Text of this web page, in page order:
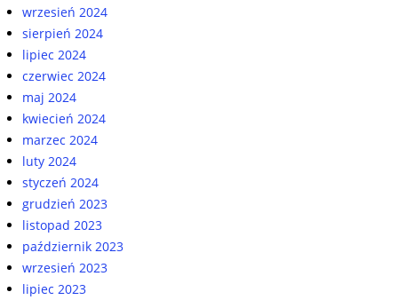
wrzesień 2024
sierpień 2024
lipiec 2024
czerwiec 2024
maj 2024
kwiecień 2024
marzec 2024
luty 2024
styczeń 2024
grudzień 2023
listopad 2023
październik 2023
wrzesień 2023
lipiec 2023